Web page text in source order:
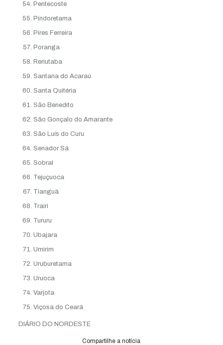
Pentecoste
Pindoretama
Pires Ferreira
Poranga
Reriutaba
Santana do Acaraú
Santa Quitéria
São Benedito
São Gonçalo do Amarante
São Luís do Curu
Senador Sá
Sobral
Tejuçuoca
Tianguá
Trairi
Tururu
Ubajara
Umirim
Uruburetama
Uruoca
Varjota
Viçosa do Ceará
DIÁRIO DO NORDESTE
Compartilhe a notícia